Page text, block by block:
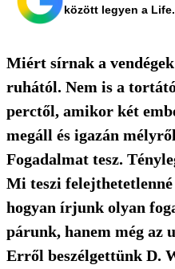
között legyen a
Miért sírnak a
ruhától. Nem is a
perctől, amikor két
megáll és igazán
Fogadalmat tesz.
Mi teszi
hogyan írjunk olyan
párunk, hanem még az
Erről beszélgettünk D.